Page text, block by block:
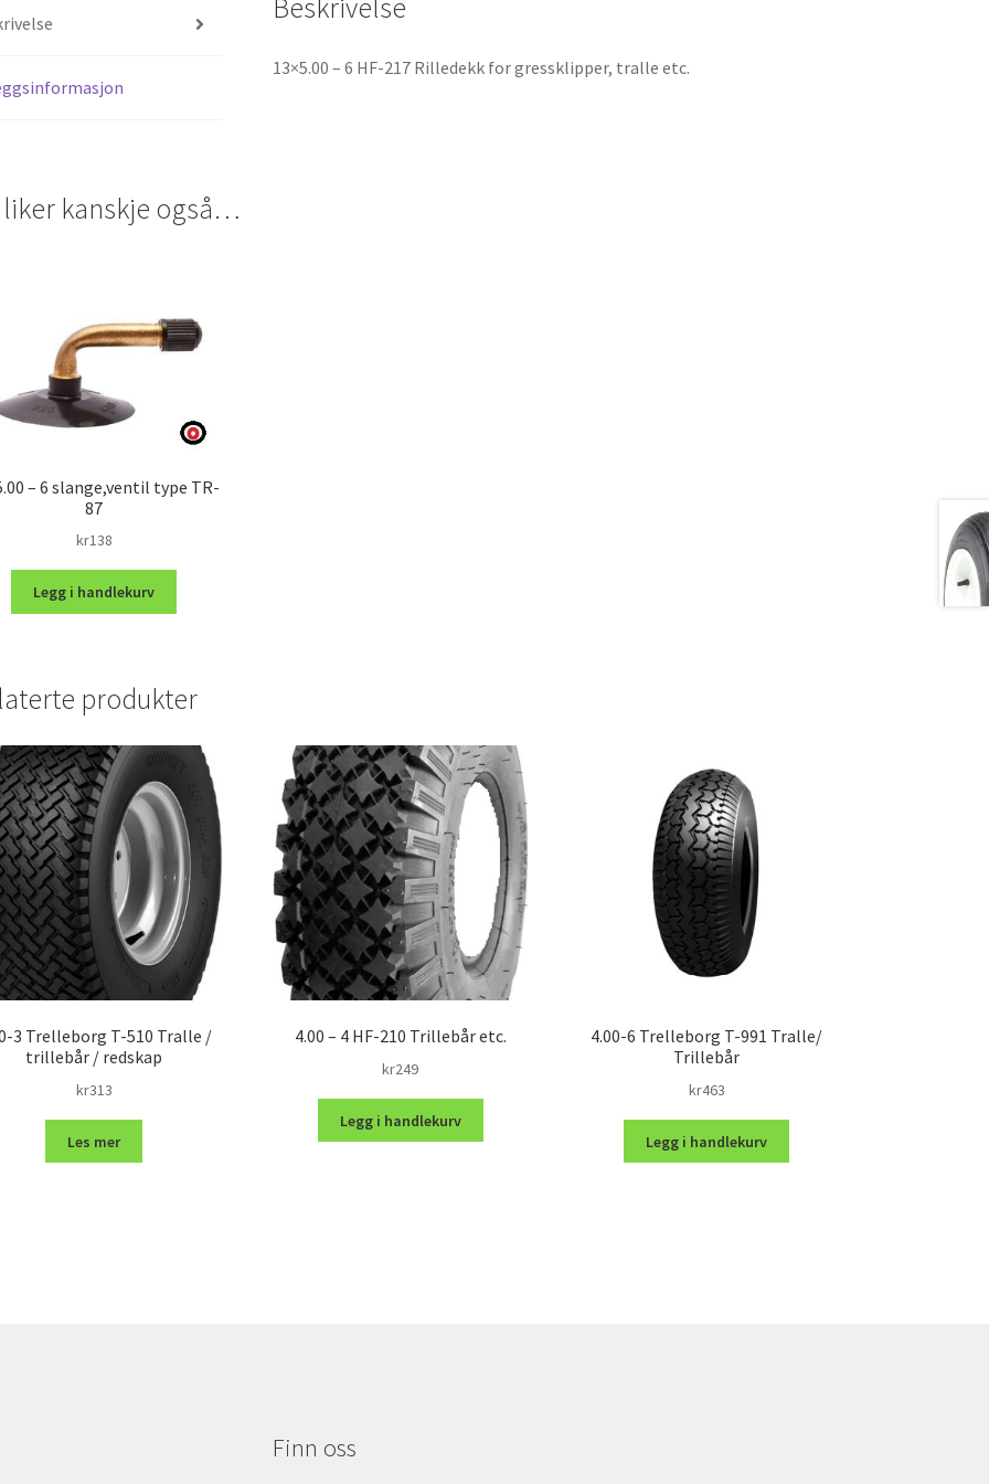
Beskrivelse
13×5.00 – 6 HF-217 Rilledekk for gressklipper, tralle etc.
liker kanskje også…
– 6 slange,ventil type TR-
87
kr138
Legg i handlekurv
produkter
3 Trelleborg T-510 Tralle /
trillebår / redskap
kr313
Les mer
4.00 – 4 HF-210 Trillebår etc.
kr249
Legg i handlekurv
4.00-6 Trelleborg T-991 Tralle/
Trillebår
kr463
Legg i handlekurv
Finn oss